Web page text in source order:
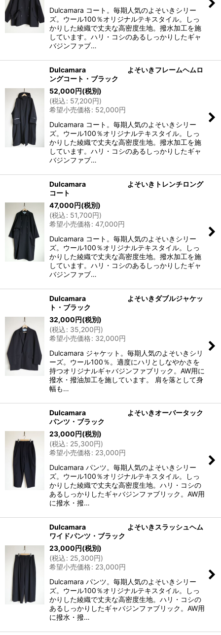
Dulcamara コート。毎期人気のよそいきシリー
ズ。ウール100％オリジナルテキスタイル。しっ
かりした綾織で丈夫な高密度生地。撥水加工を施
しています。ハリ・コシのあるしっかりしたギャ
バジンファブ…
Dulcamara よそいきフレームヘムロ
ングコート・ブラック
52,000円(税別)
(税込: 57,200円)
希望小売価格: 52,000円
Dulcamara コート。毎期人気のよそいきシリー
ズ。ウール100％オリジナルテキスタイル。しっ
かりした綾織で丈夫な高密度生地。撥水加工を施
しています。ハリ・コシのあるしっかりしたギャ
バジンファブ…
Dulcamara よそいきトレンチロング
コート
47,000円(税別)
(税込: 51,700円)
希望小売価格: 47,000円
Dulcamara コート。毎期人気のよそいきシリー
ズ。ウール100％オリジナルテキスタイル。しっ
かりした綾織で丈夫な高密度生地。撥水加工を施
しています。ハリ・コシのあるしっかりしたギャ
バジンファブ…
Dulcamara よそいきダブルジャケッ
ト・ブラック
32,000円(税別)
(税込: 35,200円)
希望小売価格: 32,000円
Dulcamara ジャケット。毎期人気のよそいきシリ
ーズ。ウール100％。適度にハリとしなやかさを
持つオリジナルギャバジンファブリック。AW用に
撥水・撥油加工を施しています。 肩を落として身
幅も…
Dulcamara よそいきオーバータック
パンツ・ブラック
23,000円(税別)
(税込: 25,300円)
希望小売価格: 23,000円
Dulcamara パンツ。毎期人気のよそいきシリー
ズ。ウール100％オリジナルテキスタイル。しっ
かりした綾織で丈夫な高密度生地。ハリ・コシの
あるしっかりしたギャバジンファブリック。AW用
に撥水・撥…
Dulcamara よそいきスラッシュヘム
ワイドパンツ・ブラック
23,000円(税別)
(税込: 25,300円)
希望小売価格: 23,000円
Dulcamara パンツ。毎期人気のよそいきシリー
ズ。ウール100％オリジナルテキスタイル。しっ
かりした綾織で丈夫な高密度生地。ハリ・コシの
あるしっかりしたギャバジンファブリック。AW用
に撥水・撥…